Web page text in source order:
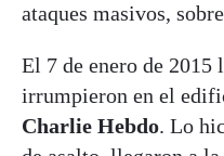
ataques masivos,
El 7 de enero de 2015
irrumpieron en el
Charlie Hebdo. Lo